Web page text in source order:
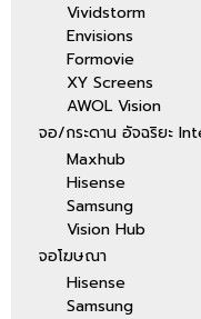
Vividstorm
Envisions
Formovie
XY Screens
AWOL Vision
จอ/กระดาน อัจฉริยะ
Maxhub
Hisense
Samsung
Vision Hub
จอโฆษณา
Hisense
Samsung